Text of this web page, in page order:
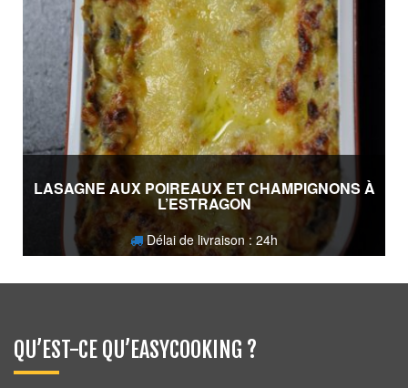
LASAGNE AUX POIREAUX ET CHAMPIGNONS À
L’ESTRAGON
Délai de livraison : 24h
QU’EST-CE QU’EASYCOOKING ?